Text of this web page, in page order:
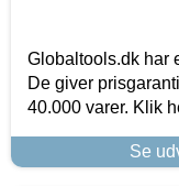
Globaltools.dk har
De giver
40.000 varer. Klik
Se